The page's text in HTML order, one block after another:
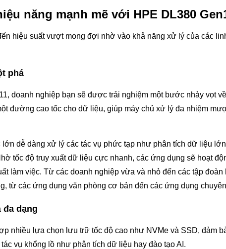
năng mạnh mẽ với HPE DL380
hiệu suất vượt mong đợi nhờ vào khả năng xử lý của các
phá
doanh nghiệp bạn sẽ được trải nghiệm một bước nhảy vọt
đường cao tốc cho dữ liệu, giúp máy chủ xử lý đa nhiệm
dễ dàng xử lý các tác vụ phức tạp như phân tích dữ liệu
tốc độ truy xuất dữ liệu cực nhanh, các ứng dụng sẽ hoạt
làm việc. Từ các doanh nghiệp vừa và nhỏ đến các tập
từ các ứng dụng văn phòng cơ bản đến các ứng dụng
dạng
nhiều lựa chọn lưu trữ tốc độ cao như NVMe và SSD, đảm
vụ khổng lồ như phân tích dữ liệu hay đào tạo AI.